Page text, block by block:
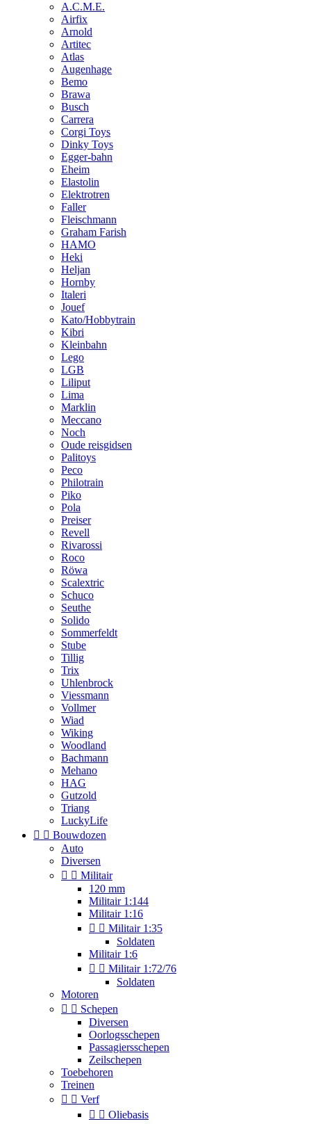
A.C.M.E.
Airfix
Arnold
Artitec
Atlas
Augenhage
Bemo
Brawa
Busch
Carrera
Corgi Toys
Dinky Toys
Egger-bahn
Eheim
Elastolin
Elektrotren
Faller
Fleischmann
Graham Farish
HAMO
Heki
Heljan
Hornby
Italeri
Jouef
Kato/Hobbytrain
Kibri
Kleinbahn
Lego
LGB
Liliput
Lima
Marklin
Meccano
Noch
Oude reisgidsen
Palitoys
Peco
Philotrain
Piko
Pola
Preiser
Revell
Rivarossi
Roco
Röwa
Scalextric
Schuco
Seuthe
Solido
Sommerfeldt
Stube
Tillig
Trix
Uhlenbrock
Viessmann
Vollmer
Wiad
Wiking
Woodland
Bachmann
Mehano
HAG
Gutzold
Triang
LuckyLife
  Bouwdozen
Auto
Diversen
  Militair
120 mm
Militair 1:144
Militair 1:16
  Militair 1:35
Soldaten
Militair 1:6
  Militair 1:72/76
Soldaten
Motoren
  Schepen
Diversen
Oorlogsschepen
Passagiersschepen
Zeilschepen
Toebehoren
Treinen
  Verf
  Oliebasis